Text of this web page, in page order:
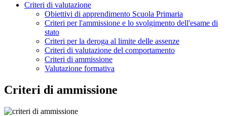
Criteri di valutazione
Obiettivi di apprendimento Scuola Primaria
Criteri per l'ammissione e lo svolgimento dell'esame di
stato
Criteri per la deroga al limite delle assenze
Criteri di valutazione del comportamento
Criteri di ammissione
Valutazione formativa
Criteri di ammissione